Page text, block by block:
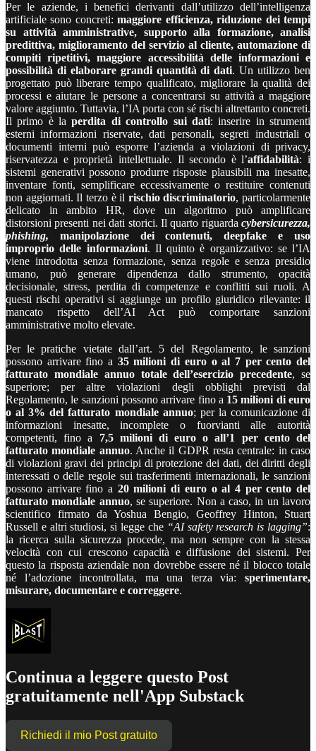
Per le aziende, i benefici derivanti dall’utilizzo dell’intelligenza
artificiale sono concreti:maggiore efficienza, riduzione dei tempi
su attività amministrative, supporto alla formazione, analisi
predittiva, miglioramento del servizio al cliente, automazione di
compiti ripetitivi, maggiore accessibilità delle informazioni e
possibilità di elaborare grandi quantità di dati. Un utilizzo ben
progettato può liberare tempo qualificato, migliorare la qualità dei
processi e aiutare le persone a concentrarsi su attività a maggiore
valore aggiunto. Tuttavia, l’IA porta con sé rischi altrettanto concreti.
Il primo è laperdita di controllo sui dati: inserire in strumenti
esterni informazioni riservate, dati personali, segreti industriali o
documenti interni può esporre l’azienda a violazioni di privacy,
riservatezza e proprietà intellettuale. Il secondo è l’affidabilità: i
sistemi generativi possono produrre risposte plausibili ma inesatte,
inventare fonti, semplificare eccessivamente o restituire contenuti
non aggiornati. Il terzo è il rischio discriminatorio, particolarmente
delicato in ambito HR, dove un algoritmo può amplificare
distorsioni presenti nei dati storici. Il quarto riguarda cybersicurezza,
phishing, manipolazione dei contenuti, deepfake e uso
improprio delle informazioni. Il quinto è organizzativo: se l’IA
viene introdotta senza formazione, senza regole e senza presidio
umano, può generare dipendenza dallo strumento, opacità
decisionale, stress, perdita di competenze e conflitti sui ruoli. A
questi rischi operativi si aggiunge un profilo giuridico rilevante: il
mancato rispetto dell’AI Act può comportare sanzioni
amministrative molto elevate.
Per le pratiche vietate dall’art. 5 del Regolamento, le sanzioni
possono arrivare fino a 35 milioni di euro o al 7 per cento del
fatturato mondiale annuo totale dell’esercizio precedente, se
superiore; per altre violazioni degli obblighi previsti dal
Regolamento, le sanzioni possono arrivare fino a 15 milioni di euro
o al 3% del fatturato mondiale annuo; per la comunicazione di
informazioni inesatte, incomplete o fuorvianti alle autorità
competenti, fino a 7,5 milioni di euro o all’1 per centodel
fatturato mondiale annuo. Anche il GDPR resta centrale: in caso
di violazioni gravi dei principi di protezione dei dati, dei diritti degli
interessati o delle regole sui trasferimenti internazionali, le sanzioni
possono arrivare fino a 20 milioni di euro o al 4 per cento del
fatturato mondiale annuo, se superiore. Non a caso, in un lavoro
scientifico firmato da Yoshua Bengio, Geoffrey Hinton, Stuart
Russell e altri studiosi, si legge che “AI safety research is lagging”:
la ricerca sulla sicurezza procede, ma non sempre con la stessa
velocità con cui crescono capacità e diffusione dei sistemi. Per
questo la risposta aziendale non dovrebbe essere né il blocco totale
né l’adozione incontrollata, ma una terza via: sperimentare,
misurare, documentare e correggere.
Continua a leggere questo Post
gratuitamente nell'App Substack
Richiedi il mio Post gratuito